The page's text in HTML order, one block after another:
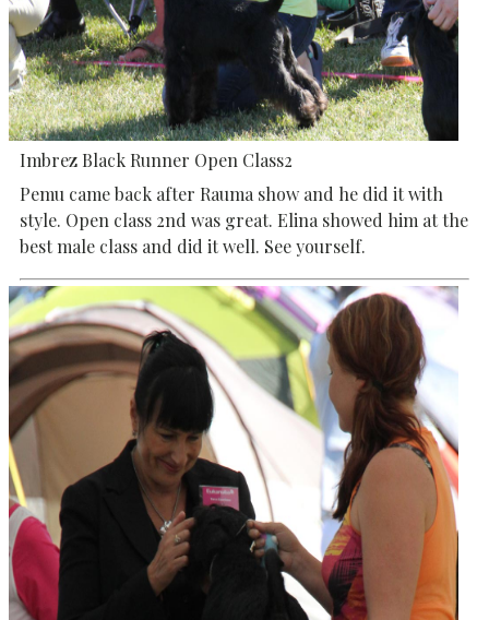
Imbrez Black Runner Open Class2
Pemu came back after Rauma show and he did it with
style. Open class 2nd was great. Elina showed him at the
best male class and did it well. See yourself.